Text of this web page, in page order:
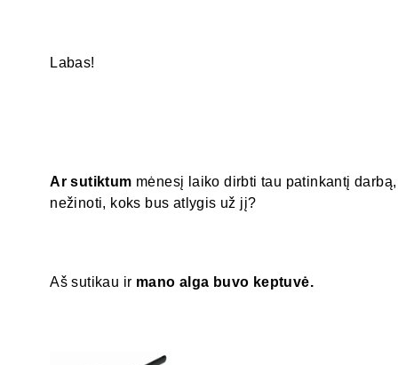
Labas!
Ar sutiktum mėnesį laiko dirbti tau patinkantį
nežinoti, koks bus atlygis už jį?
Aš sutikau ir mano alga buvo keptuvė.